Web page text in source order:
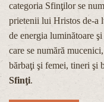
categoria Sfinţilor se
prietenii lui Hristos de-a
de energia luminătoare
care se numără
bărbaţi şi femei, tineri şi
Sfinţi.